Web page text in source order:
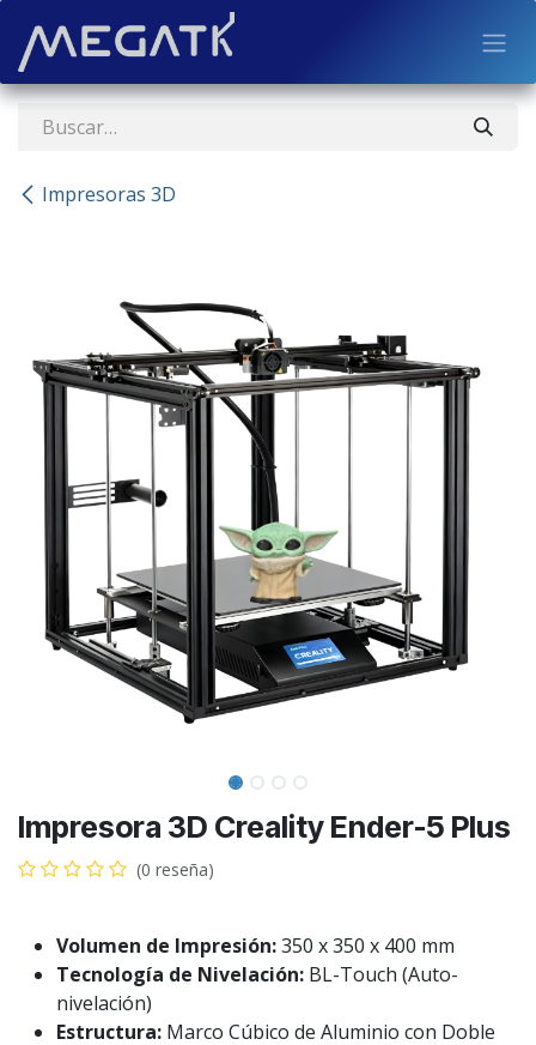
Impresoras 3D
Impresora 3D Creality Ender-5 Plus
(0 reseña)
Volumen de Impresión:350 x 350 x 400 mm
Tecnología de Nivelación: BL-Touch (Auto-
nivelación)
Estructura: Marco Cúbico de Aluminio con Doble